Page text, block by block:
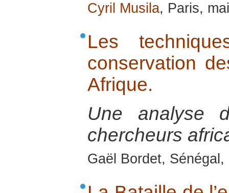
Cyril Musila, Paris,
Les
conservation
Afrique.
Une analyse
chercheurs
Gaël Bordet,